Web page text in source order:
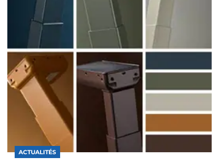
ACTUALITÉS